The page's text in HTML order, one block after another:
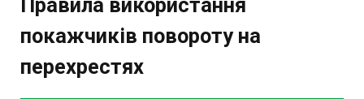
Правила використання
покажчиків повороту на
перехрестях